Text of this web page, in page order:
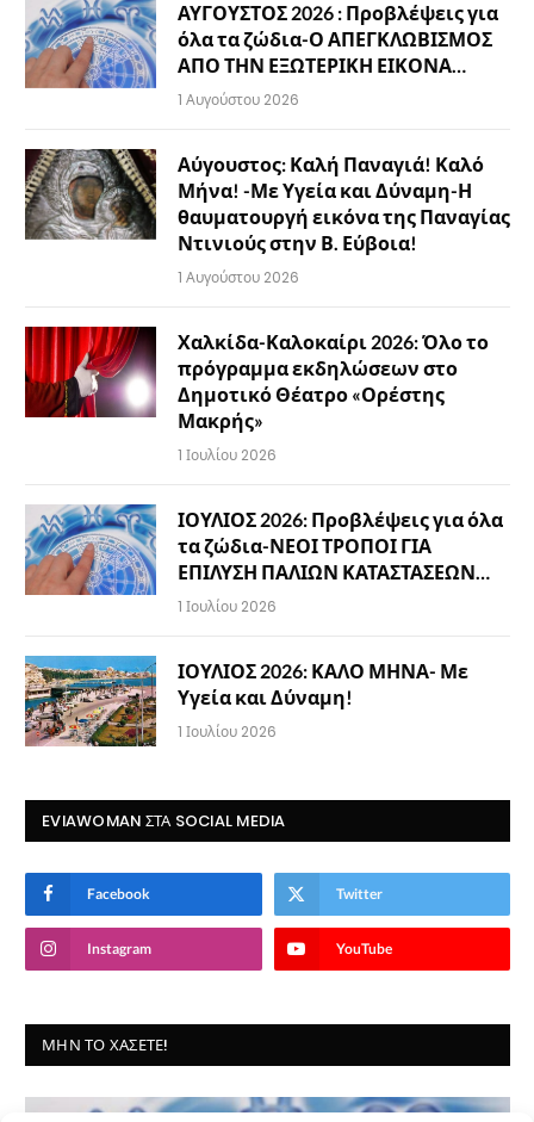
ΑΥΓΟΥΣΤΟΣ 2026 : Προβλέψεις για
όλα τα ζώδια-Ο ΑΠΕΓΚΛΩΒΙΣΜΟΣ
ΑΠΟ ΤΗΝ ΕΞΩΤΕΡΙΚΗ ΕΙΚΟΝΑ…
1 Αυγούστου 2026
Αύγουστος: Καλή Παναγιά! Καλό
Μήνα! -Με Υγεία και Δύναμη-Η
θαυματουργή εικόνα της Παναγίας
Ντινιούς στην Β. Εύβοια!
1 Αυγούστου 2026
Χαλκίδα-Καλοκαίρι 2026: Όλο το
πρόγραμμα εκδηλώσεων στο
Δημοτικό Θέατρο «Ορέστης
Μακρής»
1 Ιουλίου 2026
ΙΟΥΛΙΟΣ 2026: Προβλέψεις για όλα
τα ζώδια-ΝΕΟΙ ΤΡΟΠΟΙ ΓΙΑ
ΕΠΙΛΥΣΗ ΠΑΛΙΩΝ ΚΑΤΑΣΤΑΣΕΩΝ…
1 Ιουλίου 2026
ΙΟΥΛΙΟΣ 2026: ΚΑΛΟ ΜΗΝΑ- Με
Υγεία και Δύναμη!
1 Ιουλίου 2026
EVIAWOMAN ΣΤΑ SOCIAL MEDIA
Facebook Twitter
Instagram YouTube
ΜΗΝ ΤΟ ΧΆΣΕΤΕ!